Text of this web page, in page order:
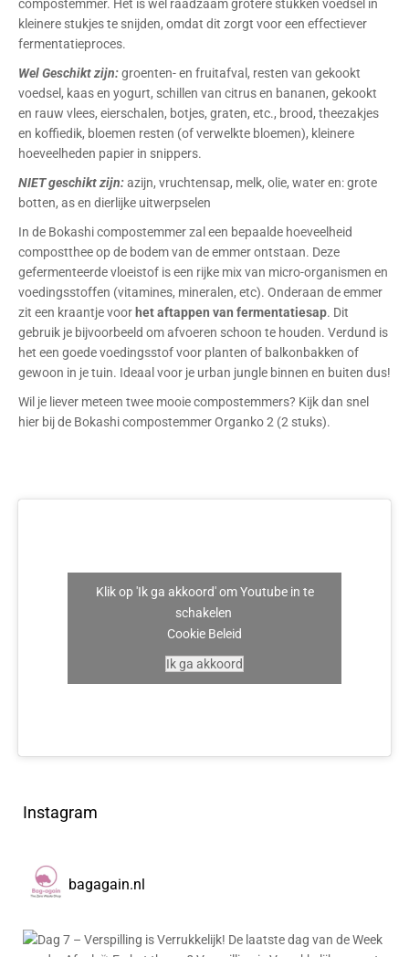
compostemmer. Het is wel raadzaam grotere stukken voedsel in
kleinere stukjes te snijden, omdat dit zorgt voor een effectiever
fermentatieproces.
Wel Geschikt zijn:groenten- en fruitafval, resten van gekookt
voedsel, kaas en yogurt, schillen van citrus en bananen, gekookt
en rauw vlees, eierschalen, botjes, graten, etc., brood, theezakjes
en koffiedik, bloemen resten (of verwelkte bloemen), kleinere
hoeveelheden papier in snippers.
NIET geschikt zijn:azijn, vruchtensap, melk, olie, water en: grote
botten, as en dierlijke uitwerpselen
In de Bokashi compostemmer zal een bepaalde hoeveelheid
compostthee op de bodem van de emmer ontstaan. Deze
gefermenteerde vloeistof is een rijke mix van micro-organismen en
voedingsstoffen (vitamines, mineralen, etc). Onderaan de emmer
zit een kraantje voor het aftappen van fermentatiesap. Dit
gebruik je bijvoorbeeld om afvoeren schoon te houden. Verdund is
het een goede voedingsstof voor planten of balkonbakken of
gewoon in je tuin. Ideaal voor je urban jungle binnen en buiten dus!
Wil je liever meteen twee mooie compostemmers? Kijk dan snel
hier bij de Bokashi compostemmer Organko 2 (2 stuks).
Klik op 'Ik ga akkoord' om Youtube in te
schakelen
Cookie Beleid
Ik ga akkoord
Instagram
bagagain.nl